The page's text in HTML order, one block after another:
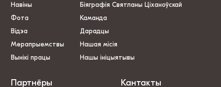
Навіны
Фота
Відэа
Мерапрыемствы
Вынікі працы
Біяграфія Святланы Ціханоўскай
Каманда
Дарадцы
Нашая місія
Нашы ініцыятывы
Партнёры Кантакты